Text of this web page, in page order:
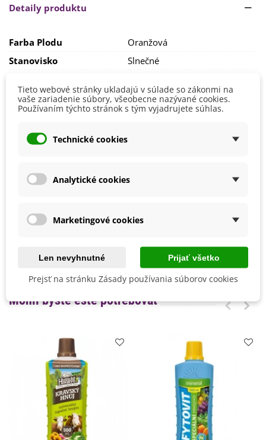
Stanovište by malo byť
miesta po koreňovej zelenine. Počas leta je nutná
pravidelná a hlbšia zálievka , aby korene nepraskali.
reďkovky, hrach či paradajky. Poloneskoré odrody sú
vhodné na jesenný zber a vydržia aj dlhšieskladovanie v
chladnej, tmavej miestnosti s dobrou cirkuláciou
Detaily produktu
Farba Plodu
Oranžová
Stanovisko
Slnečné
Jún
Máj
Mrazuvzdornosť
Zber
Október
Skorosť Odrody
Poloneskorá
Jesenný
Mohli byste ešte potrebovať
Tieto webové stránky ukladajú v súlade so zákonmi na
vaše zariadenie súbory, všeobecne nazývané cookies.
Používaním týchto stránok s tým vyjadrujete súhlas.
Technické cookies
Analytické cookies
Marketingové cookies
Len nevyhnutné Prijať všetko
Prejsť na stránku Zásady používania súborov cookies